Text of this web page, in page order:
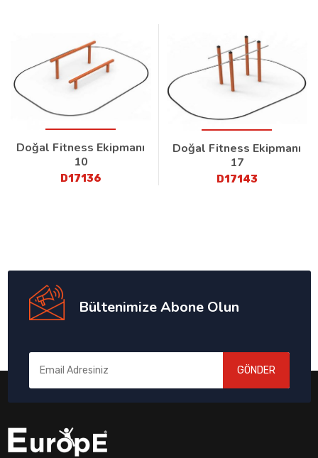
Doğal Fitness Ekipmanı
10
D17136
Doğal Fitness Ekipmanı
17
D17143
Bültenimize Abone Olun
GÖNDER